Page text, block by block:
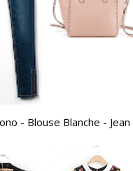
- Blouse Blanche - Jean